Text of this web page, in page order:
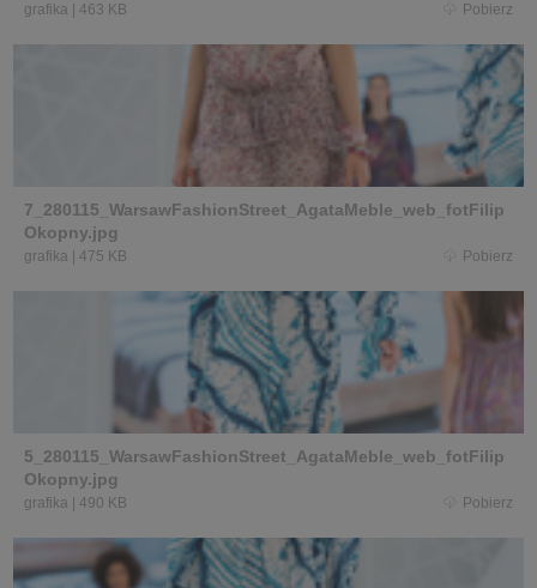
grafika 463 KB Pobierz
7_280115_WarsawFashionStreet_AgataMeble_web_fotFilip
Okopny.jpg
grafika 475 KB Pobierz
5_280115_WarsawFashionStreet_AgataMeble_web_fotFilip
Okopny.jpg
grafika 490 KB Pobierz